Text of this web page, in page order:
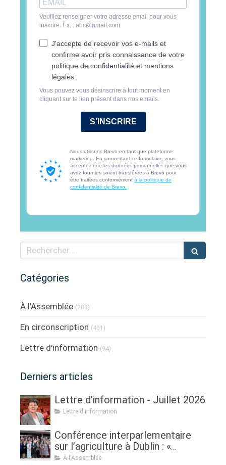
Veuillez renseigner votre adresse email pour vous
inscrire. Ex. : abc@gmail.com
J'accepte de recevoir vos e-mails et
confirme avoir pris connaissance de votre
politique de confidentialité et mentions
légales.
Vous pouvez vous désinscrire à tout moment en
cliquant sur le lien présent dans nos emails.
S'INSCRIRE
Nous utilisons Brevo en tant que plateforme
marketing. En soumettant ce formulaire, vous
acceptez que les données personnelles que vous
avez fournies soient transférées à Brevo pour
être traitées conformément à la politique de
confidentialité de Brevo.
Rechercher
Catégories
À l'Assemblée (288)
En circonscription (401)
Lettre d'information (94)
Derniers articles
Lettre d'information - Juillet 2026
Lettre d'information
Conférence interparlementaire
sur l’agriculture à Dublin : «
Assurer l'avenir de l'agriculture, de
À l'Assemblée